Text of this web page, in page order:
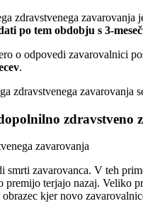
zdravstvenega
po tem obdobju s 3-
o odpovedi zavarovalnici
.
zdravstvenega zavarovanja
zdravstveno
smrti zavarovanca. V teh
premijo terjajo nazaj. Veliko
kjer novo